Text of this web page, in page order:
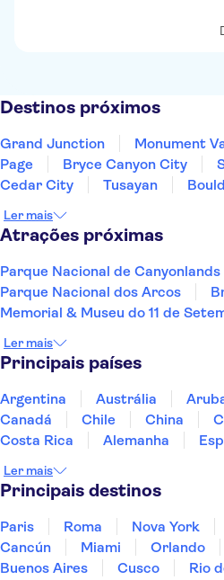
Destinos próximos
Grand Junction Monument
Page
Bryce Canyon City
Cedar City
Tusayan
Albuquerque
Sedona
Ler mais
Atrações próximas
Parque Nacional de Canyonlands
Parque Nacional dos Arcos
Memorial & Museu do 11 de
Estátua da Liberdade
Yankee Stadium
Cataratas
LEGOLAND® Florida Resort
Universal Orlando Resort
SUMMIT One Vanderbilt
Ler mais
Principais países
Argentina Austrália
Canadá
Chile China
Costa Rica
Alemanha
Panamá
Peru
Ler mais
Principais destinos
Paris Roma Nova York
Cancún
Miami Orlando
Buenos Aires
Cusco Rio